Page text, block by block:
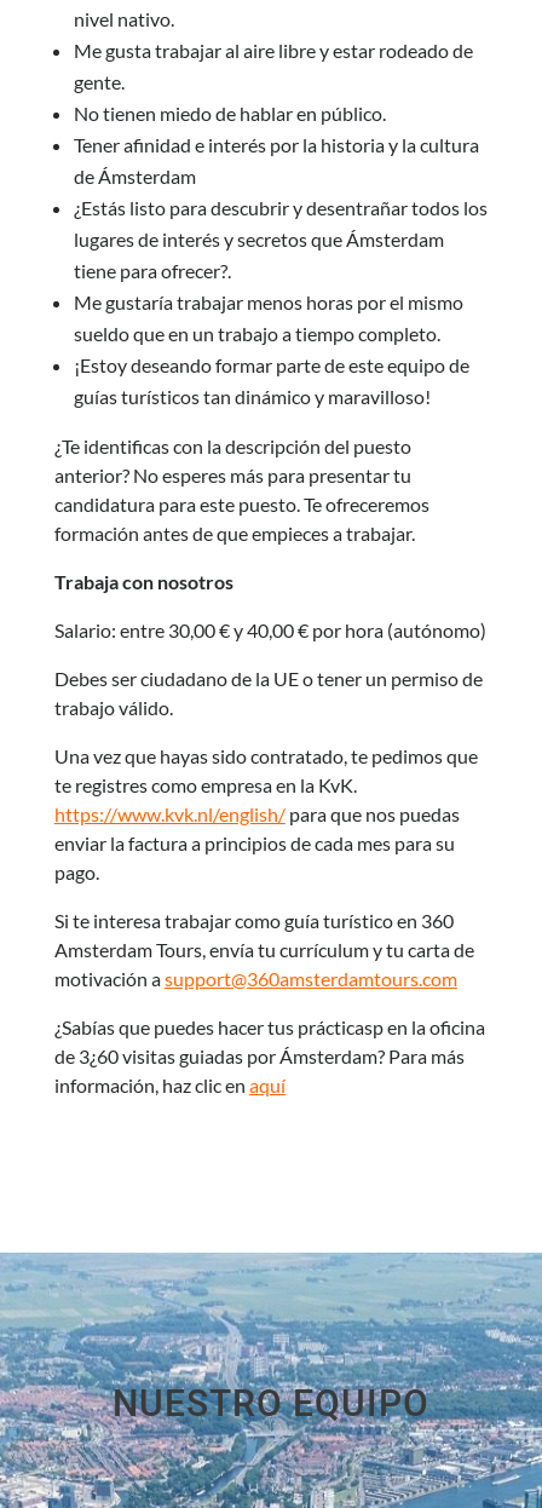
nivel nativo.
Me gusta trabajar al aire libre y estar rodeado de
gente.
No tienen miedo de hablar en público.
Tener afinidad e interés por la historia y la cultura
de Ámsterdam
¿Estás listo para descubrir y desentrañar todos los
lugares de interés y secretos que Ámsterdam
tiene para ofrecer?.
Me gustaría trabajar menos horas por el mismo
sueldo que en un trabajo a tiempo completo.
¡Estoy deseando formar parte de este equipo de
guías turísticos tan dinámico y maravilloso!
¿Te identificas con la descripción del puesto
anterior? No esperes más para presentar tu
candidatura para este puesto. Te ofreceremos
formación antes de que empieces a trabajar.
Trabaja con nosotros
Salario: entre 30,00 € y 40,00 € por hora (autónomo)
Debes ser ciudadano de la UE o tener un permiso de
trabajo válido.
Una vez que hayas sido contratado, te pedimos que
te registres como empresa en la KvK.
https://www.kvk.nl/english/para que nos puedas
enviar la factura a principios de cada mes para su
pago.
Si te interesa trabajar como guía turístico en 360
Amsterdam Tours, envía tu currículum y tu carta de
motivación asupport@360amsterdamtours.com
¿Sabías que puedes hacer tus prácticasp en la oficina
de 3¿60 visitas guiadas por Ámsterdam? Para más
información, haz clic en aquí
NUESTRO EQUIPO